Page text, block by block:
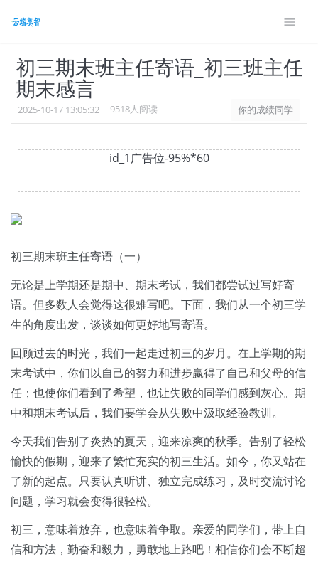
bottom: 10px} .g9{font-size: 14px;}
初三期末班主任寄语_初三班主任
期末感言
2025-10-17 13:05:32 9518人阅读 你的成绩同学
id_1广告位-95%*60
初三期末班主任寄语（一）
无论是上学期还是期中、期末考试，我们都尝试过写好寄
语。但多数人会觉得这很难写吧。下面，我们从一个初三学
生的角度出发，谈谈如何更好地写寄语。
回顾过去的时光，我们一起走过初三的岁月。在上学期的期
末考试中，你们以自己的努力和进步赢得了自己和父母的信
任；也使你们看到了希望，也让失败的同学们感到灰心。期
中和期末考试后，我们要学会从失败中汲取经验教训。
今天我们告别了炎热的夏天，迎来凉爽的秋季。告别了轻松
愉快的假期，迎来了繁忙充实的初三生活。如今，你又站在
了新的起点。只要认真听讲、独立完成练习，及时交流讨论
问题，学习就会变得很轻松。
初三，意味着放弃，也意味着争取。亲爱的同学们，带上自
信和方法，勤奋和毅力，勇敢地上路吧！相信你们会不断超